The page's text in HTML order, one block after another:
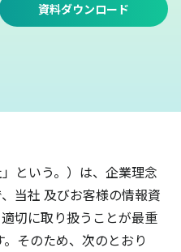
資料ダウンロード
という。）は、企業理念
当社 及びお客様の情報資
切に取り扱うことが最重
そのため、次のとおり